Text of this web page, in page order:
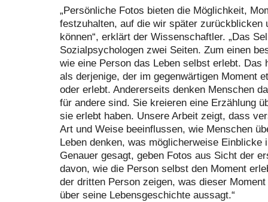
„Persönliche Fotos bieten die Möglichkeit,
festzuhalten, auf die wir später zurückblicken
können“, erklärt der Wissenschaftler. „Das
Sozialpsychologen zwei Seiten. Zum einen
wie eine Person das Leben selbst erlebt.
als derjenige, der im gegenwärtigen Moment
oder erlebt. Andererseits denken Menschen
für andere sind. Sie kreieren eine Erzählung
sie erlebt haben. Unsere Arbeit zeigt, dass
Art und Weise beeinflussen, wie Menschen
Leben denken, was möglicherweise
Genauer gesagt, geben Fotos aus Sicht der
davon, wie die Person selbst den Moment
der dritten Person zeigen, was dieser
über seine Lebensgeschichte aussagt.“